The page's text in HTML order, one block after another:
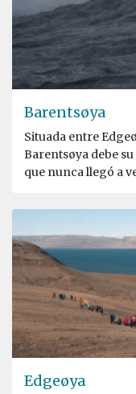
Barentsøya
Situada entre
Barentsøya debe
que nunca llegó a
Edgeøya